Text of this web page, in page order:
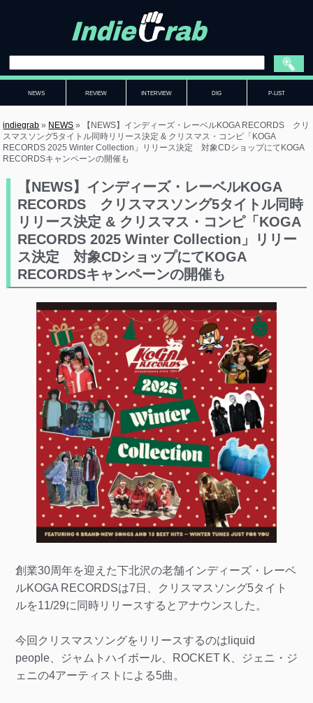
NEWS REVIEW INTERVIEW DIG P-LIST
indiegrab » NEWS »
【NEWS】インディーズ・レーベルKOGA RECORDS クリ
スマスソング5タイトル同時リリース決定 & クリスマス・コンピ「KOGA
RECORDS 2025 Winter Collection」リリース決定 対象CDショップにてKOGA
RECORDSキャンペーンの開催も
【NEWS】インディーズ・レーベルKOGA
RECORDS クリスマスソング5タイトル同時
リリース決定 & クリスマス・コンピ「KOGA
RECORDS 2025 Winter Collection」リリー
ス決定 対象CDショップにてKOGA
RECORDSキャンペーンの開催も
創業30周年を迎えた下北沢の老舗インディーズ・レーベ
ルKOGA RECORDSは7日、クリスマスソング5タイト
ルを11/29に同時リリースするとアナウンスした。
今回クリスマスソングをリリースするのはliquid
people、ジャムトハイボール、ROCKET K、ジェニ・ジ
ェニの4アーティストによる5曲。